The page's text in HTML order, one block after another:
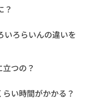
？
いろらいんの違いを
つの？
い時間がかかる？